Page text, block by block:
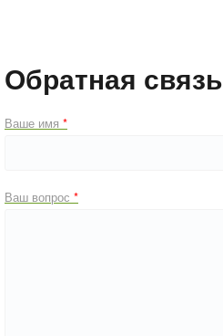
Обратная связь
Ваше имя
Ваш вопрос